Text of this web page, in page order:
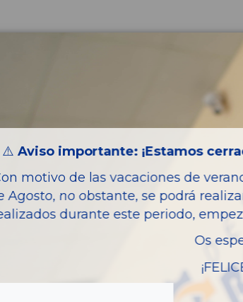
⚠️ Aviso importante: ¡Estamos
motivo de las vacaciones de
Agosto, no obstante, se podrá
durante este periodo,
Os